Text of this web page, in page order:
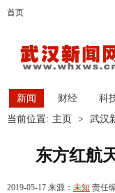
首页
新闻 财经 科
当前位置: 主页 > 武汉
东方红航
2019-05-17 来源： 未知 责任